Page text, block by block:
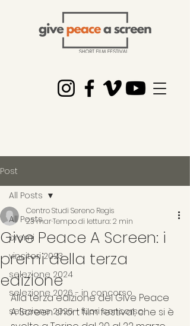
Post
All Posts
premi
vincitori 2023
selezione 2024
selezione 2026 - in concorso
selezione 2026 - fuori concorso
All Posts
Give Peace A Screen: i
premi della terza
edizione
Centro Studi Sereno Regis
23 marTempo di lettura: 2 min
Alla terza edizione del Give Peace
A Screen short film festival, che si è